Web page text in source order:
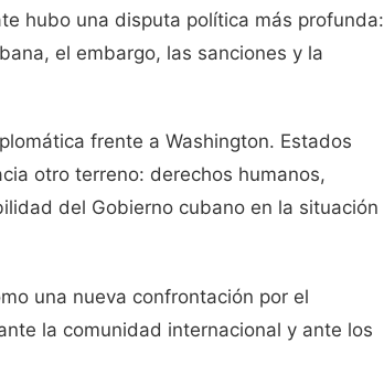
hubo una disputa política más profunda:
el embargo, las sanciones y la
frente a Washington. Estados
otro terreno: derechos humanos,
del Gobierno cubano en la situación
una nueva confrontación por el
la comunidad internacional y ante los